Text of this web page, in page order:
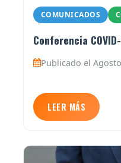
COMUNICADOS
Conferencia
Publicado el
LEER MÁS